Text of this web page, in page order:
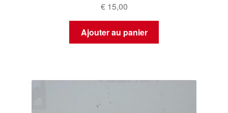
€15,00
Ajouter au panier